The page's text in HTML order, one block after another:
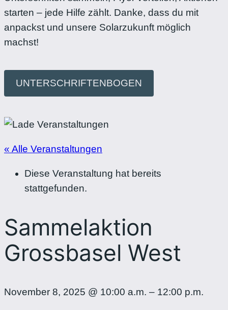
starten – jede Hilfe zählt. Danke, dass du mit
anpackst und unsere Solarzukunft möglich
machst!
UNTERSCHRIFTENBOGEN
« Alle Veranstaltungen
Diese Veranstaltung hat bereits
stattgefunden.
Sammelaktion
Grossbasel West
November 8, 2025 @ 10:00 a.m. – 12:00 p.m.